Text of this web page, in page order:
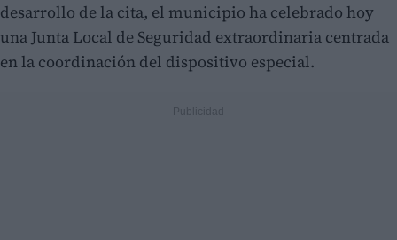
desarrollo de la cita, el municipio ha celebrado hoy
una Junta Local de Seguridad extraordinaria centrada
en la coordinación del dispositivo especial.